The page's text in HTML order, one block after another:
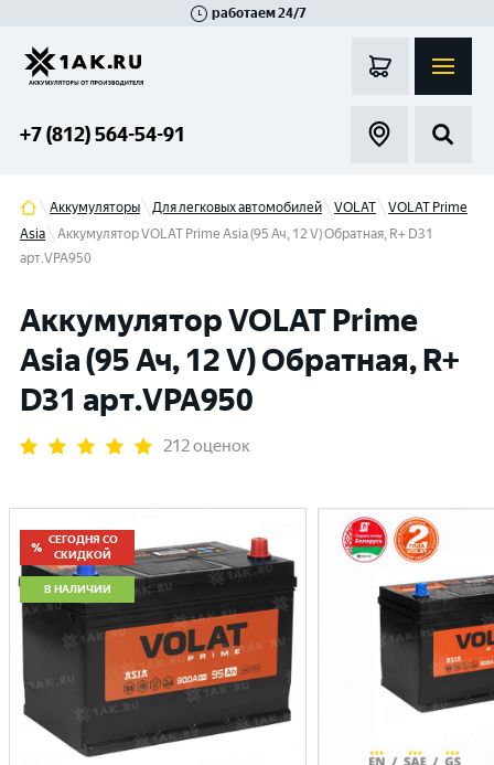
работаем 24/7
+7 (812) 564-54-91
Аккумуляторы Для легковых автомобилей VOLAT
VOLAT Prime
Asia
Аккумулятор VOLAT Prime Asia (95 Ач, 12 V) Обратная, R+ D31
арт.VPA950
Аккумулятор VOLAT Prime
Asia (95 Ач, 12 V) Обратная, R+
D31 арт.VPA950
212 оценок
СЕГОДНЯ СО
СКИДКОЙ
В НАЛИЧИИ
Гатчина